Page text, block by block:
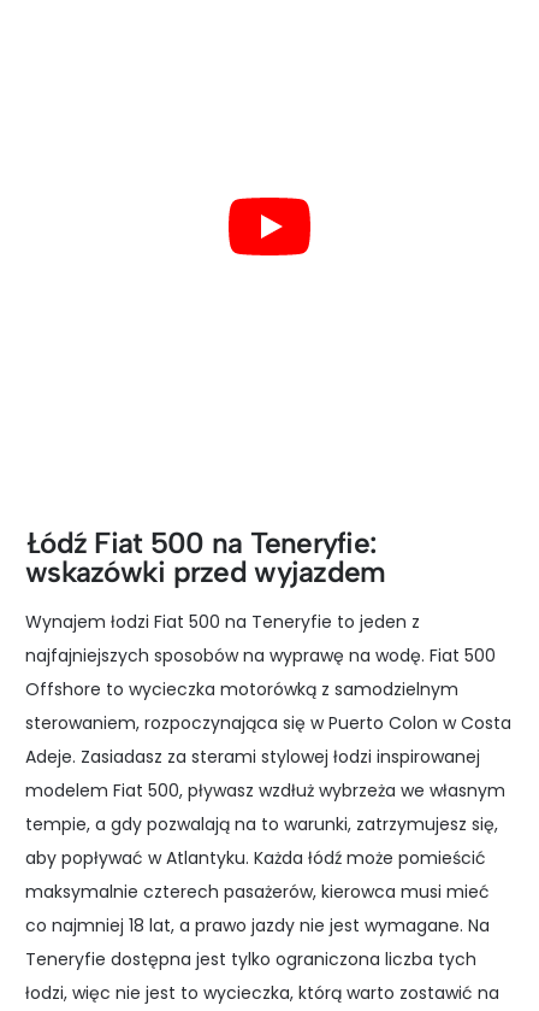
Łódź Fiat 500 na Teneryfie:
wskazówki przed wyjazdem
Wynajem łodzi Fiat 500 na Teneryfie to jeden z
najfajniejszych sposobów na wyprawę na wodę. Fiat 500
Offshore to wycieczka motorówką z samodzielnym
sterowaniem, rozpoczynająca się w Puerto Colon w Costa
Adeje. Zasiadasz za sterami stylowej łodzi inspirowanej
modelem Fiat 500, pływasz wzdłuż wybrzeża we własnym
tempie, a gdy pozwalają na to warunki, zatrzymujesz się,
aby popływać w Atlantyku. Każda łódź może pomieścić
maksymalnie czterech pasażerów, kierowca musi mieć
co najmniej 18 lat, a prawo jazdy nie jest wymagane. Na
Teneryfie dostępna jest tylko ograniczona liczba tych
łodzi, więc nie jest to wycieczka, którą warto zostawić na